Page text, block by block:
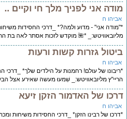
אני לפניך מלך חי וקיים ..
ח
אני" - מדוע ולמה?* _דרכי החסידות משיחות
*🌺 מוקדש לזכות אסתר לאה בת הר'
גזרות קשות ורעות
ח
של עולם! רחמנות על הילדים שלך* _דרכי
מליובאוויטש:_ שִׁמעוּ מעשה שאירע אצל
של האדמור הזקן זיעא
ח
של רבינו הזקן* _דרכי החסידות משיחות